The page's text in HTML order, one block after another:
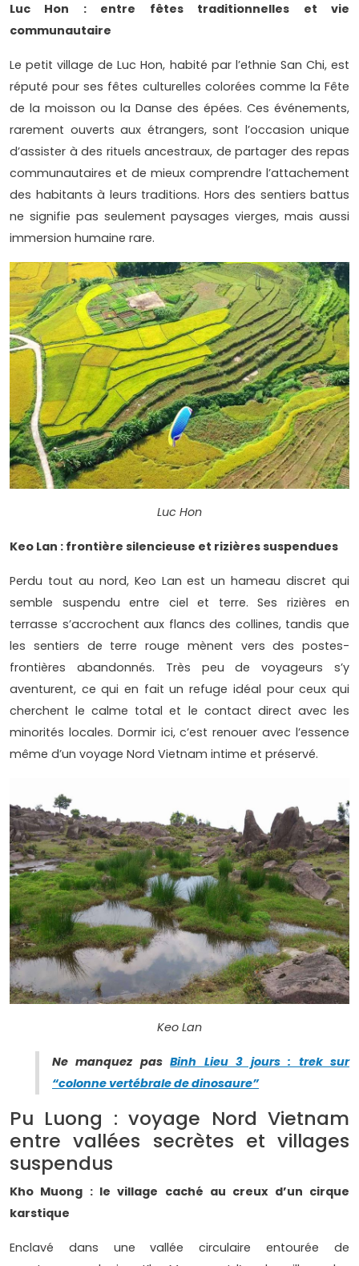
Luc Hon : entre fêtes traditionnelles et vie
communautaire
Le petit village de Luc Hon, habité par l’ethnie San Chi, est
réputé pour ses fêtes culturelles colorées comme la Fête
de la moisson ou la Danse des épées. Ces événements,
rarement ouverts aux étrangers, sont l’occasion unique
d’assister à des rituels ancestraux, de partager des repas
communautaires et de mieux comprendre l’attachement
des habitants à leurs traditions. Hors des sentiers battus
ne signifie pas seulement paysages vierges, mais aussi
immersion humaine rare.
Luc Hon
Keo Lan : frontière silencieuse et rizières suspendues
Perdu tout au nord, Keo Lan est un hameau discret qui
semble suspendu entre ciel et terre. Ses rizières en
terrasse s’accrochent aux flancs des collines, tandis que
les sentiers de terre rouge mènent vers des postes-
frontières abandonnés. Très peu de voyageurs s’y
aventurent, ce qui en fait un refuge idéal pour ceux qui
cherchent le calme total et le contact direct avec les
minorités locales. Dormir ici, c’est renouer avec l’essence
même d’un voyage Nord Vietnam intime et préservé.
Keo Lan
Ne manquez pasBinh Lieu 3 jours : trek sur
“colonne vertébrale de dinosaure”
Pu Luong : voyage Nord Vietnam
entre vallées secrètes et villages
suspendus
Kho Muong : le village caché au creux d’un cirque
karstique
Enclavé dans une vallée circulaire entourée de